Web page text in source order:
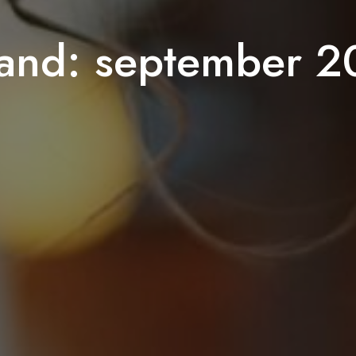
september